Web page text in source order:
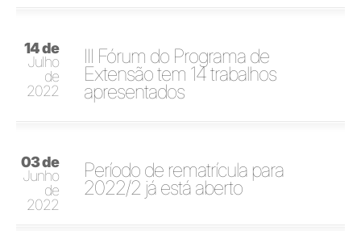
14 de
Julho
de
2022
III Fórum do Programa de
Extensão tem 14 trabalhos
apresentados
03 de
Junho
de
2022
Período de rematrícula para
2022/2 já está aberto